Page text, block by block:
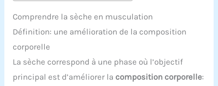
Comprendre la sèche en musculation
Définition: une amélioration de la composition
corporelle
La sèche correspond à une phase où l’objectif
principal est d’améliorer la composition corporelle: